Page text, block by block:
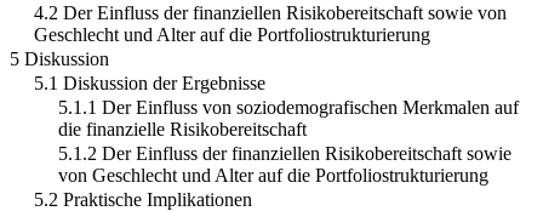
4.2 Der Einfluss der finanziellen Risikobereitschaft sowie von
Geschlecht und Alter auf die Portfoliostrukturierung
5 Diskussion
5.1 Diskussion der Ergebnisse
5.1.1 Der Einfluss von soziodemografischen Merkmalen auf
die finanzielle Risikobereitschaft
5.1.2 Der Einfluss der finanziellen Risikobereitschaft sowie
von Geschlecht und Alter auf die Portfoliostrukturierung
5.2 Praktische Implikationen